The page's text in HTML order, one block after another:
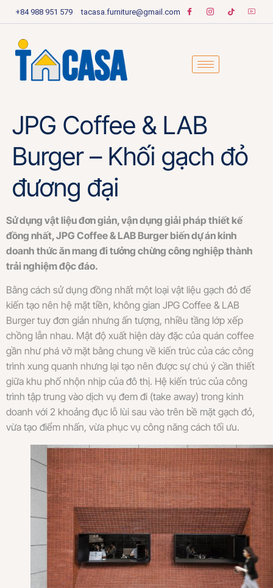
+84 988 951 579 tacasa.furniture@gmail.com
JPG Coffee & LAB
Burger – Khối gạch đỏ
đương đại
Sử dụng vật liệu đơn giản, vận dụng giải pháp thiết kế
đồng nhất, JPG Coffee & LAB Burger biến dự án kinh
doanh thức ăn mang đi tưởng chừng công nghiệp thành
trải nghiệm độc đáo.
Bằng cách sử dụng đồng nhất một loại vật liệu gạch đỏ để
kiến tạo nên hệ mặt tiền, không gian JPG Coffee & LAB
Burger tuy đơn giản nhưng ấn tượng, nhiều tầng lớp xếp
chồng lẫn nhau. Mật độ xuất hiện dày đặc của quán coffee
gần như phá vỡ mặt bằng chung về kiến trúc của các công
trình xung quanh nhưng lại tạo nên được sự chú ý cần thiết
giữa khu phố nhộn nhịp của đô thị. Hệ kiến trúc của công
trình tập trung vào dịch vụ đem đi (take away) trong kinh
doanh với 2 khoảng đục lỗ lùi sau vào trên bề mặt gạch đỏ,
vừa tạo điểm nhấn, vừa phục vụ công năng cách tối ưu.